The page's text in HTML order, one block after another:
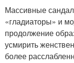
Массивные
«гладиаторы» и
продолжение
усмирить
более